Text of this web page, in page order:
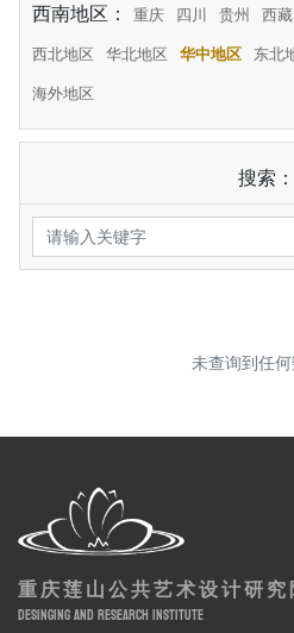
西南地区： 重庆 四川 贵州 西藏
西北地区 华北地区 华中地区 东北
海外地区
搜索：
未查询到任何
重庆莲山公共艺术设计研究
DESINGING AND RESEARCH INSTITUTE